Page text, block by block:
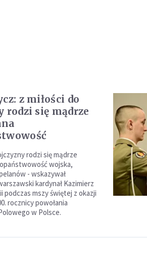
z miłości do
rodzi się mądrze
rodzi się mądrze
wojska,
- wskazywał
kardynał Kazimierz
podczas mszy świętej z okazji
rocznicy powołania
w Polsce.